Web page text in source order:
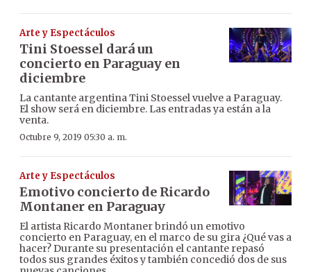
Arte y Espectáculos
Tini Stoessel dará un
concierto en Paraguay en
diciembre
La cantante argentina Tini Stoessel vuelve a Paraguay.
El show será en diciembre. Las entradas ya están a la
venta.
Octubre 9, 2019 05:30 a. m.
Arte y Espectáculos
Emotivo concierto de Ricardo
Montaner en Paraguay
El artista Ricardo Montaner brindó un emotivo
concierto en Paraguay, en el marco de su gira ¿Qué vas a
hacer? Durante su presentación el cantante repasó
todos sus grandes éxitos y también concedió dos de sus